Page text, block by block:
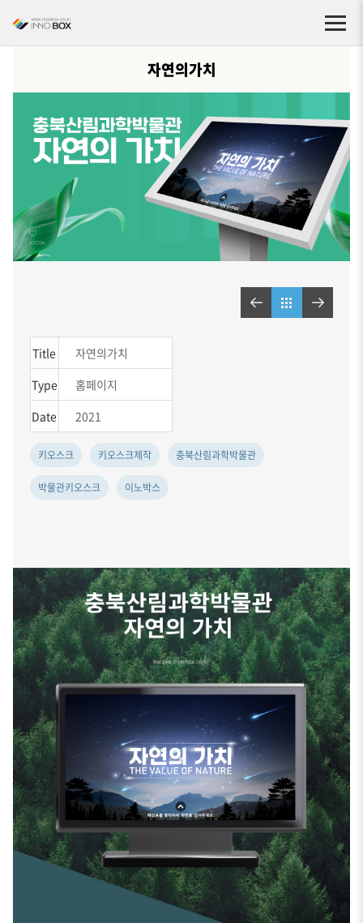
자연의가치
Title
자연의가치
Type
홈페이지
Date
2021
키오스크 키오스크제작 충북산림과학박물관
박물관키오스크 이노박스